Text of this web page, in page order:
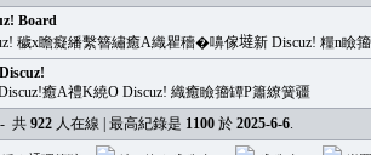
Board
穢x瞻癡繙繫簪繡癒A織瞿穡�嚊傢𡐿新 Discuz! 糧n
癒A禮K繞O Discuz! 織癒瞼籀罈P簫繚簧疆
- 共 922 人在線 | 最高紀錄是 1100 於 2025-6-6.